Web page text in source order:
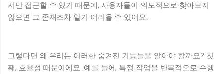
서만 접근할 수 있기 때문에, 사용자들이 의도적으로 찾아보지
않으면 그 존재조차 알기 어려울 수 있어요.
그렇다면 왜 우리는 이러한 숨겨진 기능들을 알아야 할까요? 첫
째, 효율성 때문이에요. 예를 들어, 특정 작업을 반복적으로 수행